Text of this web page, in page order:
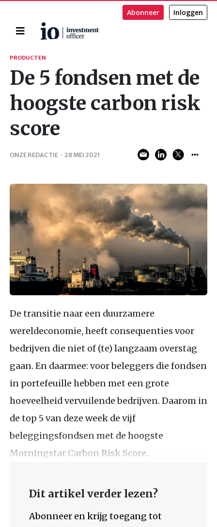
Home
Abonneer Inloggen
Zoeken
PRODUCTEN
De 5 fondsen met de
hoogste carbon risk
score
ONZE REDACTIE · 28 MEI 2021
De transitie naar een duurzamere
wereldeconomie, heeft consequenties voor
bedrijven die niet of (te) langzaam overstag
gaan. En daarmee: voor beleggers die fondsen
in portefeuille hebben met een grote
hoeveelheid vervuilende bedrijven. Daarom in
de top 5 van deze week de vijf
beleggingsfondsen met de hoogste
Morningstar Carbon Risk Score.
Dit artikel verder lezen?
Abonneer en krijg toegang tot